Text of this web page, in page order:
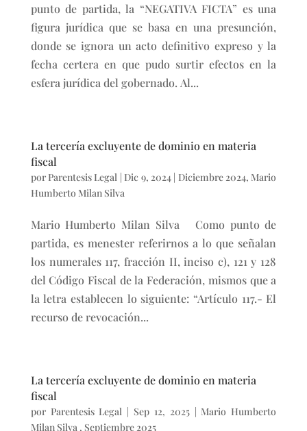
punto de partida, la “NEGATIVA FICTA” es una
figura jurídica que se basa en una presunción,
donde se ignora un acto definitivo expreso y la
fecha certera en que pudo surtir efectos en la
esfera jurídica del gobernado. Al...
La tercería excluyente de dominio en materia
fiscal
por Parentesis Legal | Dic 9, 2024| Diciembre 2024, Mario
Humberto Milan Silva
Mario Humberto Milan Silva Como punto de
partida, es menester referirnos a lo que señalan
los numerales 117, fracción II, inciso c), 121 y 128
del Código Fiscal de la Federación, mismos que a
la letra establecen lo siguiente: “Artículo 117.- El
recurso de revocación...
La tercería excluyente de dominio en materia
fiscal
por Parentesis Legal | Sep 12, 2025| Mario Humberto
Milan Silva , Septiembre 2025